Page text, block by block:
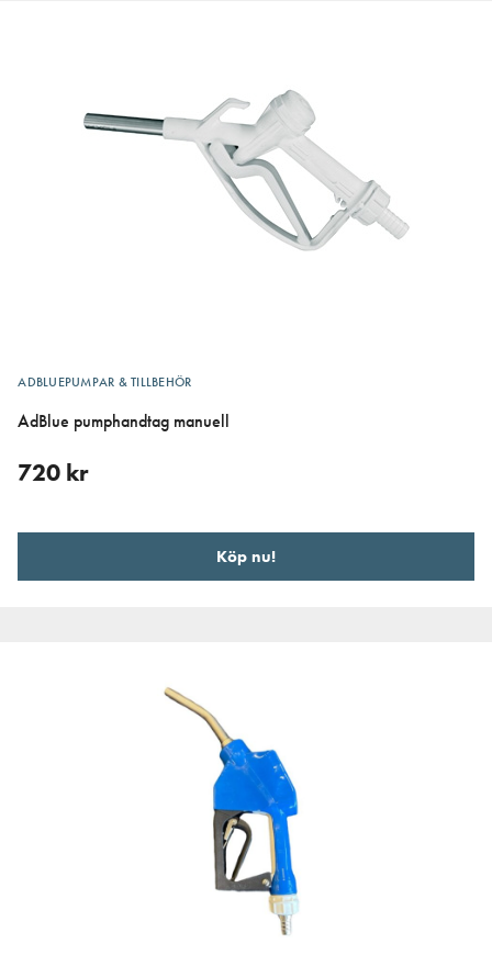
ADBLUEPUMPAR & TILLBEHÖR
AdBlue pumphandtag manuell
720 kr
Köp nu!